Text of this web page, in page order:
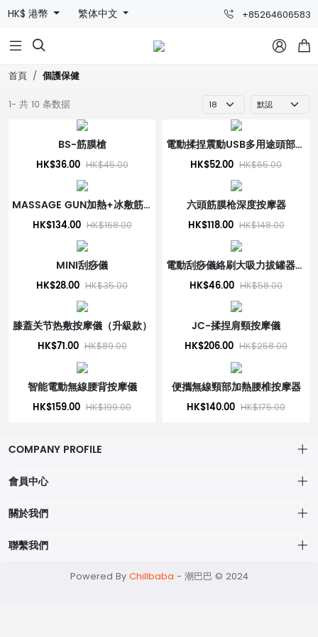
HK$ 港幣 繁体中文 +85264606583
  
首頁 個護保健
1- 共 10 条数据
BS-筋膜槍
HK$36.00 HK$45.00
電動揉捏震動USB多用途頭部按摩儀
HK$52.00 HK$65.00
MASSAGE GUN加熱+冰敷筋膜槍
HK$134.00 HK$168.00
六頭筋膜枪深度按摩器
HK$118.00 HK$148.00
MINI刮痧儀
HK$28.00 HK$35.00
電動刮痧儀絡刷大吸力拔罐器吸痧機
HK$46.00 HK$58.00
膝蓋关节热敷按摩儀（升級款）
HK$71.00 HK$89.00
JC-揉捏肩頸按摩儀
HK$206.00 HK$258.00
智能電動無線腰背按摩儀
HK$159.00 HK$199.00
便攜無線頸部加熱腰椎按摩器
HK$140.00 HK$175.00
COMPANY PROFILE
會員中心
個人中心
我的收藏
關於我們
網站宗旨
聯繫我們
momo@chilbaba.com
Powered By Chillbaba - 潮巴巴 © 2024